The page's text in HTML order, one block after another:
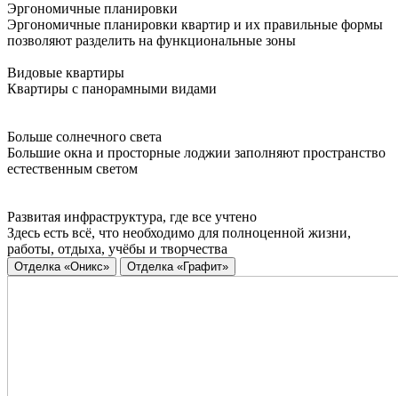
Эргономичные планировки
Эргономичные планировки квартир и их правильные формы
позволяют разделить на функциональные зоны
Видовые квартиры
Квартиры с панорамными видами
Больше солнечного света
Большие окна и просторные лоджии заполняют пространство
естественным светом
Развитая инфраструктура, где все учтено
Здесь есть всё, что необходимо для полноценной жизни,
работы, отдыха, учёбы и творчества
Отделка «Оникс» Отделка «Графит»